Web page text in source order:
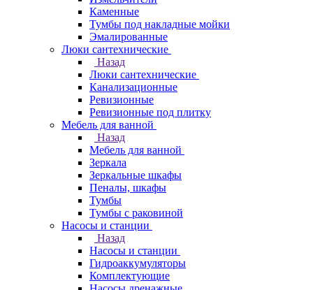
Каменные
Тумбы под накладные мойки
Эмалированные
Люки сантехнические
Назад
Люки сантехнические
Канализационные
Ревизионные
Ревизионные под плитку
Мебель для ванной
Назад
Мебель для ванной
Зеркала
Зеркальные шкафы
Пеналы, шкафы
Тумбы
Тумбы с раковиной
Насосы и станции
Назад
Насосы и станции
Гидроаккумуляторы
Комплектующие